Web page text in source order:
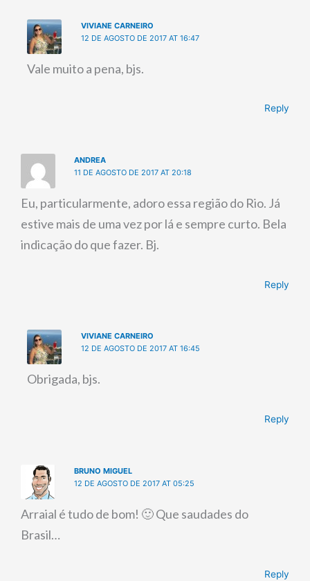
VIVIANE CARNEIRO
12 DE AGOSTO DE 2017 AT 16:47
Vale muito a pena, bjs.
Reply
ANDREA
11 DE AGOSTO DE 2017 AT 20:18
Eu, particularmente, adoro essa região do Rio. Já
estive mais de uma vez por lá e sempre curto. Bela
indicação do que fazer. Bj.
Reply
VIVIANE CARNEIRO
12 DE AGOSTO DE 2017 AT 16:45
Obrigada, bjs.
Reply
BRUNO MIGUEL
12 DE AGOSTO DE 2017 AT 05:25
Arraial é tudo de bom! 🙂 Que saudades do
Brasil…
Reply